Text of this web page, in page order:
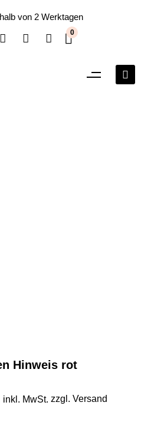
von 2 Werktagen
0
Hinweis rot
inkl. MwSt. zzgl. Versand